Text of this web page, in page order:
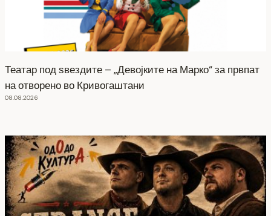
Театар под ѕвездите – „Девојките на Марко“ за првпат
на отворено во Кривогаштани
08.08.2026